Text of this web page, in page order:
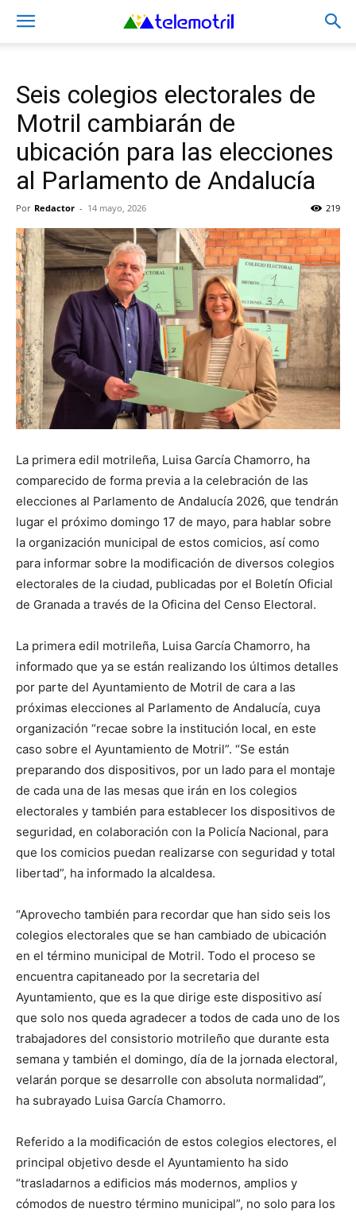
Seis colegios electorales de
Motril cambiarán de
ubicación para las elecciones
al Parlamento de Andalucía
Por Redactor - 14 mayo, 2026 219
La primera edil motrileña, Luisa García Chamorro, ha
comparecido de forma previa a la celebración de las
elecciones al Parlamento de Andalucía 2026, que tendrán
lugar el próximo domingo 17 de mayo, para hablar sobre
la organización municipal de estos comicios, así como
para informar sobre la modificación de diversos colegios
electorales de la ciudad, publicadas por el Boletín Oficial
de Granada a través de la Oficina del Censo Electoral.
La primera edil motrileña, Luisa García Chamorro, ha
informado que ya se están realizando los últimos detalles
por parte del Ayuntamiento de Motril de cara a las
próximas elecciones al Parlamento de Andalucía, cuya
organización “recae sobre la institución local, en este
caso sobre el Ayuntamiento de Motril”. “Se están
preparando dos dispositivos, por un lado para el montaje
de cada una de las mesas que irán en los colegios
electorales y también para establecer los dispositivos de
seguridad, en colaboración con la Policía Nacional, para
que los comicios puedan realizarse con seguridad y total
libertad”, ha informado la alcaldesa.
“Aprovecho también para recordar que han sido seis los
colegios electorales que se han cambiado de ubicación
en el término municipal de Motril. Todo el proceso se
encuentra capitaneado por la secretaria del
Ayuntamiento, que es la que dirige este dispositivo así
que solo nos queda agradecer a todos de cada uno de los
trabajadores del consistorio motrileño que durante esta
semana y también el domingo, día de la jornada electoral,
velarán porque se desarrolle con absoluta normalidad”,
ha subrayado Luisa García Chamorro.
Referido a la modificación de estos colegios electores, el
principal objetivo desde el Ayuntamiento ha sido
“trasladarnos a edificios más modernos, amplios y
cómodos de nuestro término municipal”, no solo para los